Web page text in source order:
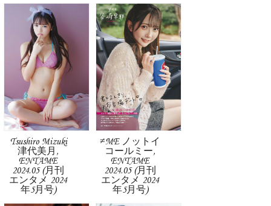
Tsushiro Mizuki
津代美月,
ENTAME
2024.05 (月刊
エンタメ 2024
年5月号)
≠ME ノットイ
コールミー,
ENTAME
2024.05 (月刊
エンタメ 2024
年5月号)